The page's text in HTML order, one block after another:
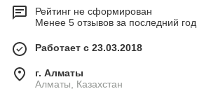
Рейтинг не сформирован
Менее 5 отзывов за последний год
Работает с 23.03.2018
г. Алматы
Алматы, Казахстан